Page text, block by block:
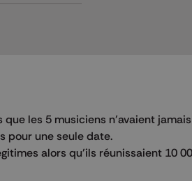
les 5 musiciens n’avaient
pour une seule date.
alors qu’ils réunissaient 10